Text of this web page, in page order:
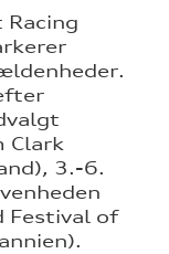
Clark
3.-6.
Festival of